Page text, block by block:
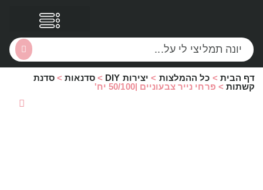
דף הבית > כל ההמלצות > יצירות DIY >סדנאות>סדנת
קשתות> פרחי נייר צבעוניים |50/100 יח'